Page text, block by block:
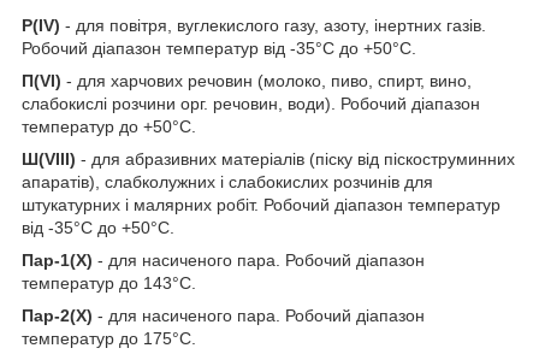
Р(IV) - для повітря, вуглекислого газу, азоту, інертних газів.
Робочий діапазон температур від -35°С до +50°С.
П(VI) - для харчових речовин (молоко, пиво, спирт, вино,
слабокислі розчини орг. речовин, води). Робочий діапазон
температур до +50°С.
Ш(VIII) - для абразивних матеріалів (піску від піскоструминних
апаратів), слабколужних і слабокислих розчинів для
штукатурних і малярних робіт. Робочий діапазон температур
від -35°С до +50°С.
Пар-1(Х) - для насиченого пара. Робочий діапазон
температур до 143°С.
Пар-2(Х) - для насиченого пара. Робочий діапазон
температур до 175°С.